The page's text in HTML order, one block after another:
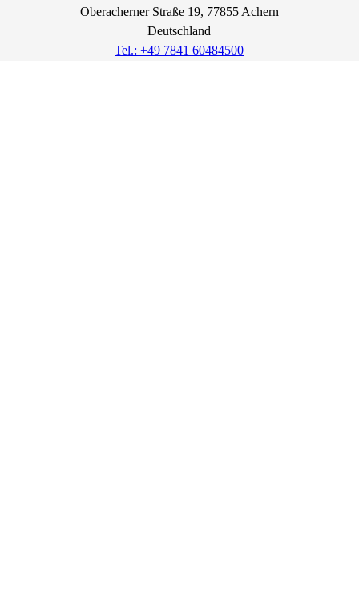
Oberacherner Straße19, 77855 Achern
Deutschland
Tel.: +49 7841 60484500